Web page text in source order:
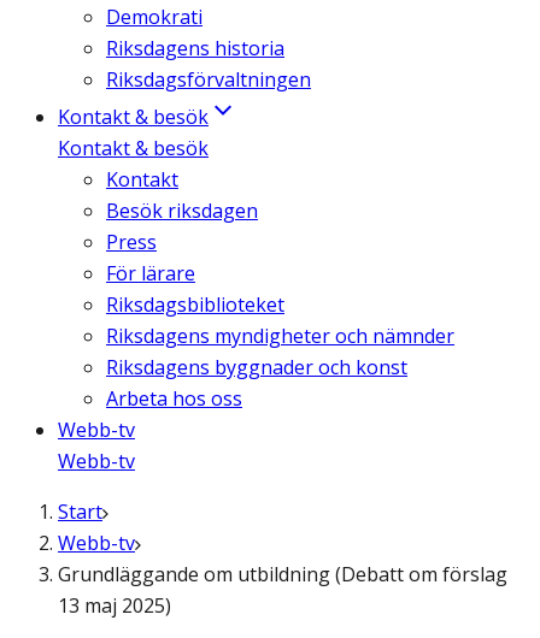
Demokrati
Riksdagens historia
Riksdagsförvaltningen
Kontakt & besök
Kontakt & besök
Kontakt
Besök riksdagen
Press
För lärare
Riksdagsbiblioteket
Riksdagens myndigheter och nämnder
Riksdagens byggnader och konst
Arbeta hos oss
Webb-tv
Webb-tv
Start
Webb-tv
Grundläggande om utbildning (Debatt om förslag
13 maj 2025)